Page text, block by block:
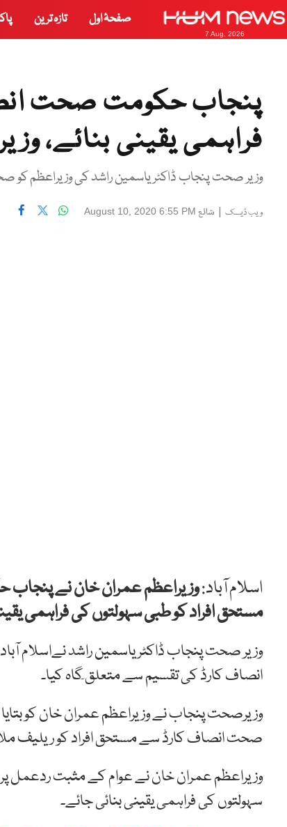
7 Aug, 2026
صفحۂ اول تازہ ترین
پنجاب حکومت صحت
فراہمی یقینی بنائے،
وزیر صحت پنجاب ڈاکٹر یاسمین راشد کی وزیراعظم کو
ویب ڈیسک | شائع August 10, 2020 6:55 PM
اسلام آباد:وزیراعظم عمران خان نے
مستحق افراد کو طبی سہولتوں کی فراہمی
وزیر صحت پنجاب ڈاکٹر یاسمین راشد نےاسلام
انصاف کارڈ کی تقسیم سے متعلق ٓگاہ کیا۔
وزیرصحت پنجاب نے وزیراعظم عمران خان کو
صحت انصاف کارڈ سے مستحق افراد کو ریلیف
وزیراعظم عمران خان نے عوام کے مثبت ردعمل
سہولتوں کی فراہمی یقینی بنائی جائے۔